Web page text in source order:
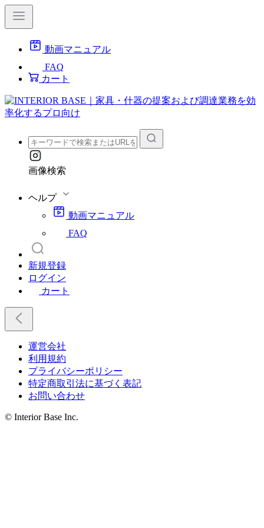
動画マニュアル
FAQ
カート
画像検索
ヘルプ
動画マニュアル
FAQ
新規登録
ログイン
カート
運営会社
利用規約
プライバシーポリシー
特定商取引法に基づく表記
お問い合わせ
© Interior Base Inc.